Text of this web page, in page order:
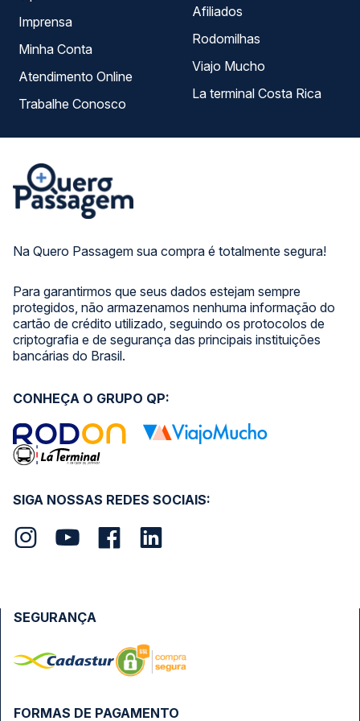
Na Quero Passagem sua compra é totalmente segura!
Para garantirmos que seus dados estejam sempre
protegidos, não armazenamos nenhuma informação do
cartão de crédito utilizado, seguindo os protocolos de
criptografia e de segurança das principais instituições
bancárias do Brasil.
Imprensa
Minha Conta
Atendimento Online
Trabalhe Conosco
Afiliados
Rodomilhas
Viajo Mucho
La terminal Costa Rica
SIGA NOSSAS REDES SOCIAIS:
CONHEÇA O GRUPO QP:
FORMAS DE PAGAMENTO
SEGURANÇA